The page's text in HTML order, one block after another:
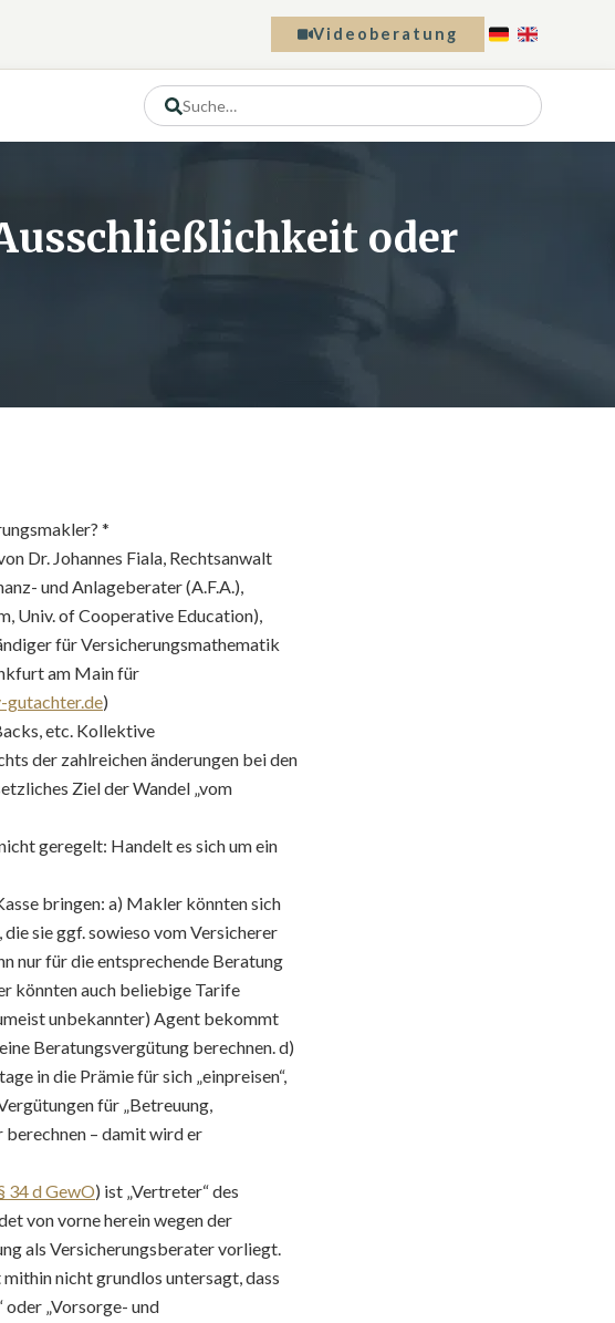
Videoberatung
oder
*
Dr. Johannes Fiala, Rechtsanwalt
und Anlageberater (A.F.A.),
Univ. of Cooperative Education),
für Versicherungsmathematik
am Main für
gutachter.de)
etc. Kollektive
der zahlreichen änderungen bei den
Ziel der Wandel „vom
geregelt: Handelt es sich um ein
bringen: a) Makler könnten sich
sie ggf. sowieso vom Versicherer
nur für die entsprechende Beratung
könnten auch beliebige Tarife
unbekannter) Agent bekommt
Beratungsvergütung berechnen. d)
in die Prämie für sich „einpreisen“,
für „Betreuung,
– damit wird er
34 d GewO) ist „Vertreter“ des
von vorne herein wegen der
als Versicherungsberater vorliegt.
nicht grundlos untersagt, dass
„Vorsorge- und